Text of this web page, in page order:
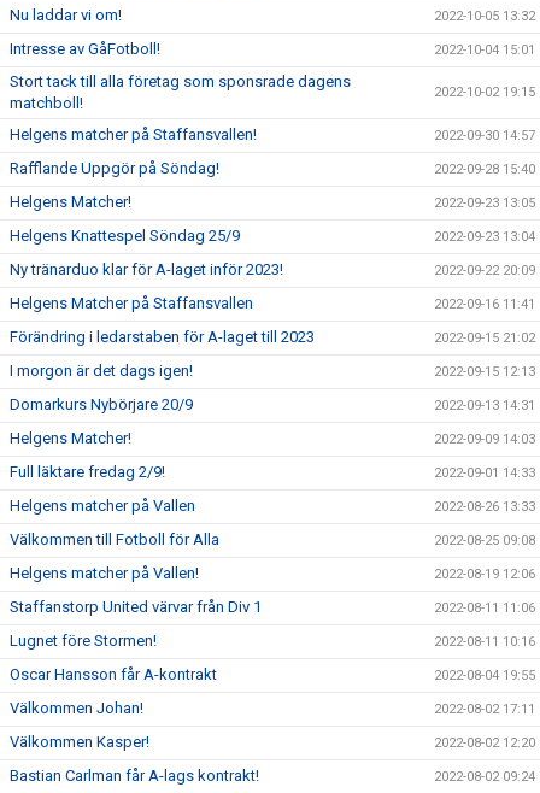
Nu laddar vi om! 2022-10-05 13:32
Intresse av GåFotboll! 2022-10-04 15:01
Stort tack till alla företag som sponsrade dagens
matchboll!
2022-10-02 19:15
Helgens matcher på Staffansvallen! 2022-09-30 14:57
Rafflande Uppgör på Söndag! 2022-09-28 15:40
Helgens Matcher! 2022-09-23 13:05
Helgens Knattespel Söndag 25/9 2022-09-23 13:04
Ny tränarduo klar för A-laget inför 2023! 2022-09-22 20:09
Helgens Matcher på Staffansvallen 2022-09-16 11:41
Förändring i ledarstaben för A-laget till 2023 2022-09-15 21:02
I morgon är det dags igen! 2022-09-15 12:13
Domarkurs Nybörjare 20/9 2022-09-13 14:31
Helgens Matcher! 2022-09-09 14:03
Full läktare fredag 2/9! 2022-09-01 14:33
Helgens matcher på Vallen 2022-08-26 13:33
Välkommen till Fotboll för Alla 2022-08-25 09:08
Helgens matcher på Vallen! 2022-08-19 12:06
Staffanstorp United värvar från Div 1 2022-08-11 11:06
Lugnet före Stormen! 2022-08-11 10:16
Oscar Hansson får A-kontrakt 2022-08-04 19:55
Välkommen Johan! 2022-08-02 17:11
Välkommen Kasper! 2022-08-02 12:20
Bastian Carlman får A-lags kontrakt! 2022-08-02 09:24